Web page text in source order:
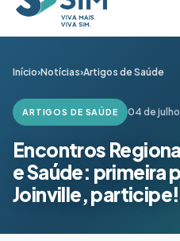
Início›Notícias›Artigos de Saúde
ARTIGOS DE SAÚDE 04 de
Encontros
e Saúde: primeira
Joinville, participe!